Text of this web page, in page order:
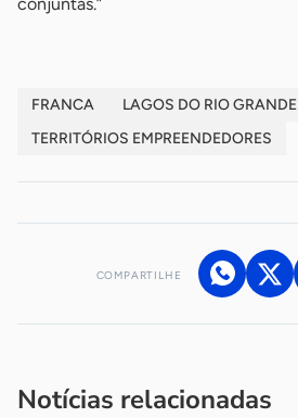
FRANCA LAGOS DO RIO GRANDE
TERRITÓRIOS EMPREENDEDORES
COMPARTILHE
Notícias relacionadas